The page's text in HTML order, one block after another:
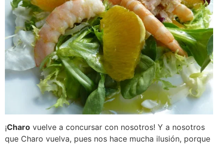
¡Charo vuelve a concursar con nosotros! Y a nosotros
que Charo vuelva, pues nos hace mucha ilusión, porque